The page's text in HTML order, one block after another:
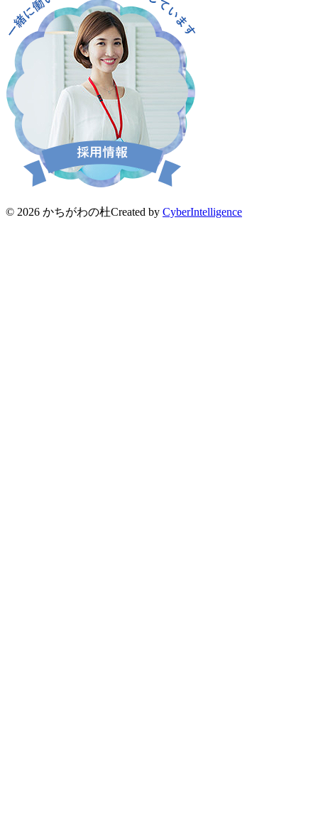
© 2026 かちがわの杜Created by CyberIntelligence